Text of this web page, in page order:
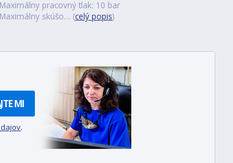
Maximálny pracovný tlak: 10 bar
Maximálny skúšo… (celý popis)
MI
.